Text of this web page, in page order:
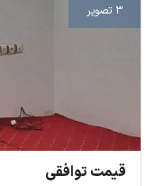
3 تصویر
قیمت توافقی